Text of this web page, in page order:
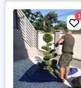
1